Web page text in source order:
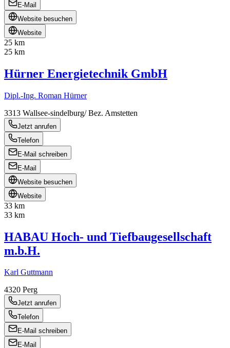
E-Mail
Website besuchen
Website
25 km
25 km
Hürner Energietechnik GmbH
Dipl.-Ing. Roman Hürner
3313 Wallsee-sindelburg/ Bez. Amstetten
Jetzt anrufen
Telefon
E-Mail schreiben
E-Mail
Website besuchen
Website
33 km
33 km
HABAU Hoch- und Tiefbaugesellschaft
m.b.H.
Karl Guttmann
4320 Perg
Jetzt anrufen
Telefon
E-Mail schreiben
E-Mail